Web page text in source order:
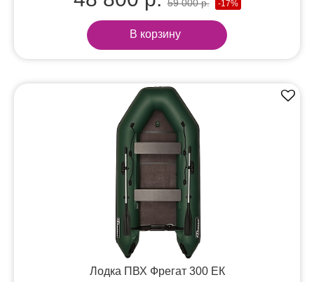
59 000 р. -17%
В корзину
Лодка ПВХ Фрегат 300 ЕК